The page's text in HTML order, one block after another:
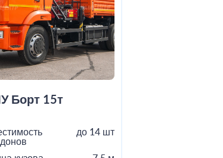
Борт 15т
до 14 шт